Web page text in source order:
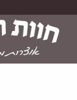
content